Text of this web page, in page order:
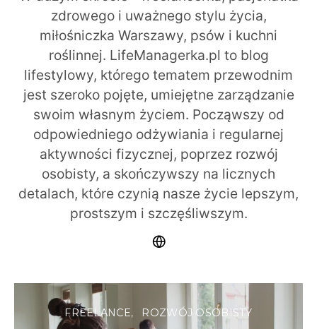
zdrowego i uważnego stylu życia,
miłośniczka Warszawy, psów i kuchni
roślinnej. LifeManagerka.pl to blog
lifestylowy, którego tematem przewodnim
jest szeroko pojęte, umiejętne zarządzanie
swoim własnym życiem. Począwszy od
odpowiedniego odżywiania i regularnej
aktywności fizycznej, poprzez rozwój
osobisty, a skończywszy na licznych
detalach, które czynią nasze życie lepszym,
prostszym i szczęśliwszym.
FREELANCE ROZWÓJ OSOBISTY